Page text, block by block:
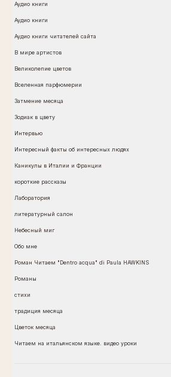
Аудио книги
Аудио книги
Аудио книги читателей сайта
В мире артистов
Великолепие цветов
Вселенная парфюмерии
Затмение месяца
Зодиак в цвету
Интервью
Интересный факты об интересных людях
Каникулы в Италии и Франции
короткие рассказы
Лаборатория
литературный салон
Небесный миг
Обо мне
Роман Читаем "Dentro acqua" di Paula HAWKINS
Романы
стихи
традиция месяца
Цветок месяца
Читаем на итальянском языке. видео уроки